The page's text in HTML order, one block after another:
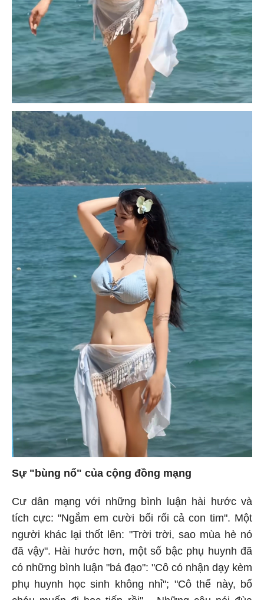
Sự "bùng nổ" của cộng đồng mạng
Cư dân mạng với những bình luận hài hước và
tích cực: "Ngắm em cười bối rối cả con tim". Một
người khác lại thốt lên: "Trời trời, sao mùa hè nó
đã vậy". Hài hước hơn, một số bậc phụ huynh đã
có những bình luận "bá đạo": "Cô có nhận dạy kèm
phụ huynh học sinh không nhỉ"; "Cô thế này, bố